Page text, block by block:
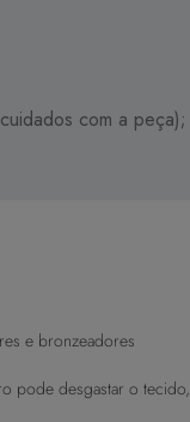
com a peça);
e bronzeadores
pode desgastar o tecido,